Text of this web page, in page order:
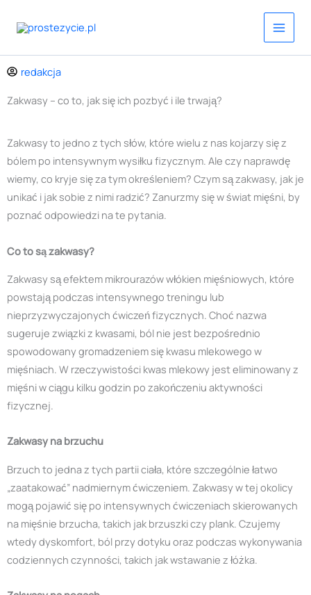
redakcja
Zakwasy – co to, jak się ich pozbyć i ile trwają?
Zakwasy to jedno z tych słów, które wielu z nas kojarzy się z
bólem po intensywnym wysiłku fizycznym. Ale czy naprawdę
wiemy, co kryje się za tym określeniem? Czym są zakwasy, jak je
unikać i jak sobie z nimi radzić? Zanurzmy się w świat mięśni, by
poznać odpowiedzi na te pytania.
Co to są zakwasy?
Zakwasy są efektem mikrourazów włókien mięśniowych, które
powstają podczas intensywnego treningu lub
nieprzyzwyczajonych ćwiczeń fizycznych. Choć nazwa
sugeruje związki z kwasami, ból nie jest bezpośrednio
spowodowany gromadzeniem się kwasu mlekowego w
mięśniach. W rzeczywistości kwas mlekowy jest eliminowany z
mięśni w ciągu kilku godzin po zakończeniu aktywności
fizycznej.
Zakwasy na brzuchu
Brzuch to jedna z tych partii ciała, które szczególnie łatwo
„zaatakować” nadmiernym ćwiczeniem. Zakwasy w tej okolicy
mogą pojawić się po intensywnych ćwiczeniach skierowanych
na mięśnie brzucha, takich jak brzuszki czy plank. Czujemy
wtedy dyskomfort, ból przy dotyku oraz podczas wykonywania
codziennych czynności, takich jak wstawanie z łóżka.